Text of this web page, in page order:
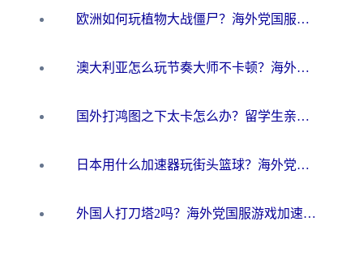
欧洲如何玩植物大战僵尸？海外党国服游戏加速避坑指南（附实测对比）
澳大利亚怎么玩节奏大师不卡顿？海外党国服游戏加速终极指南
国外打鸿图之下太卡怎么办？留学生亲测有效的国服游戏加速方案
日本用什么加速器玩街头篮球？海外党国服游戏不卡顿的终极攻略
外国人打刀塔2吗？海外党国服游戏加速避坑全攻略